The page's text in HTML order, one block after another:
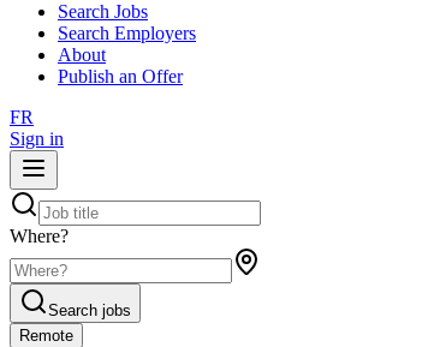
Search Jobs
Search Employers
About
Publish an Offer
FR
Sign in
Where?
Search jobs
Remote